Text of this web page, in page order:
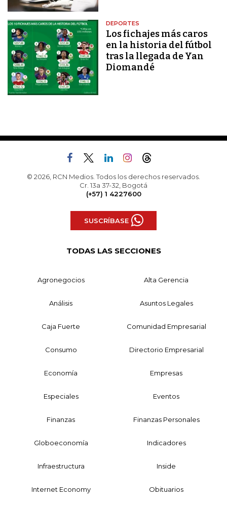
DEPORTES
Los fichajes más caros
en la historia del fútbol
tras la llegada de Yan
Diomandé
© 2026, RCN Medios. Todos los derechos reservados.
Cr. 13a 37-32, Bogotá
(+57) 1 4227600
SUSCRÍBASE
TODAS LAS SECCIONES
Agronegocios Alta Gerencia
Análisis Asuntos Legales
Caja Fuerte Comunidad Empresarial
Consumo Directorio Empresarial
Economía Empresas
Especiales Eventos
Finanzas Finanzas Personales
Globoeconomía Indicadores
Infraestructura Inside
Internet Economy Obituarios